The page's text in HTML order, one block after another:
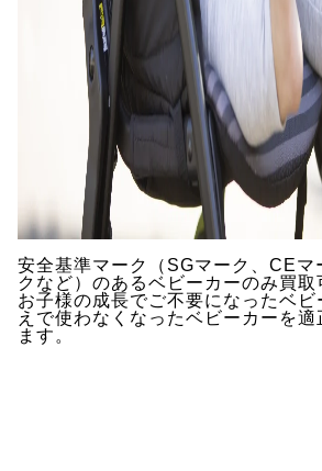
安全基準マーク（SGマーク、CEマ
クなど）のあるベビーカーのみ買取
お子様の成長でご不要になったベ
えで使わなくなったベビーカーを適
ます。